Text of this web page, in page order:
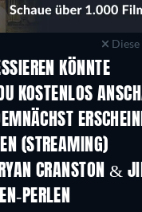
KÖNNTE
KOSTENLOS
(STREAMING)
CRANSTON &
PERLEN